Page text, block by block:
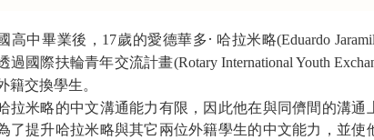
高中畢業後， 17歲的愛德華多· ​​哈拉米略(Eduardo
過國際扶輪青年交流計畫(Rotary International Youth
籍交換學生。
拉米略的中文溝通能力有限，因此他在與同儕間的溝通
了提升哈拉米略與其它兩位外籍學生的中文能力，並